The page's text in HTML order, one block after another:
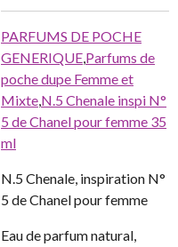
PARFUMS DE POCHE
GENERIQUE,Parfums de
poche dupe Femme et
Mixte,N.5 Chenale inspi N°
5 de Chanel pour femme 35
ml
N.5 Chenale, inspiration N°
5 de Chanel pour femme
Eau de parfum natural,